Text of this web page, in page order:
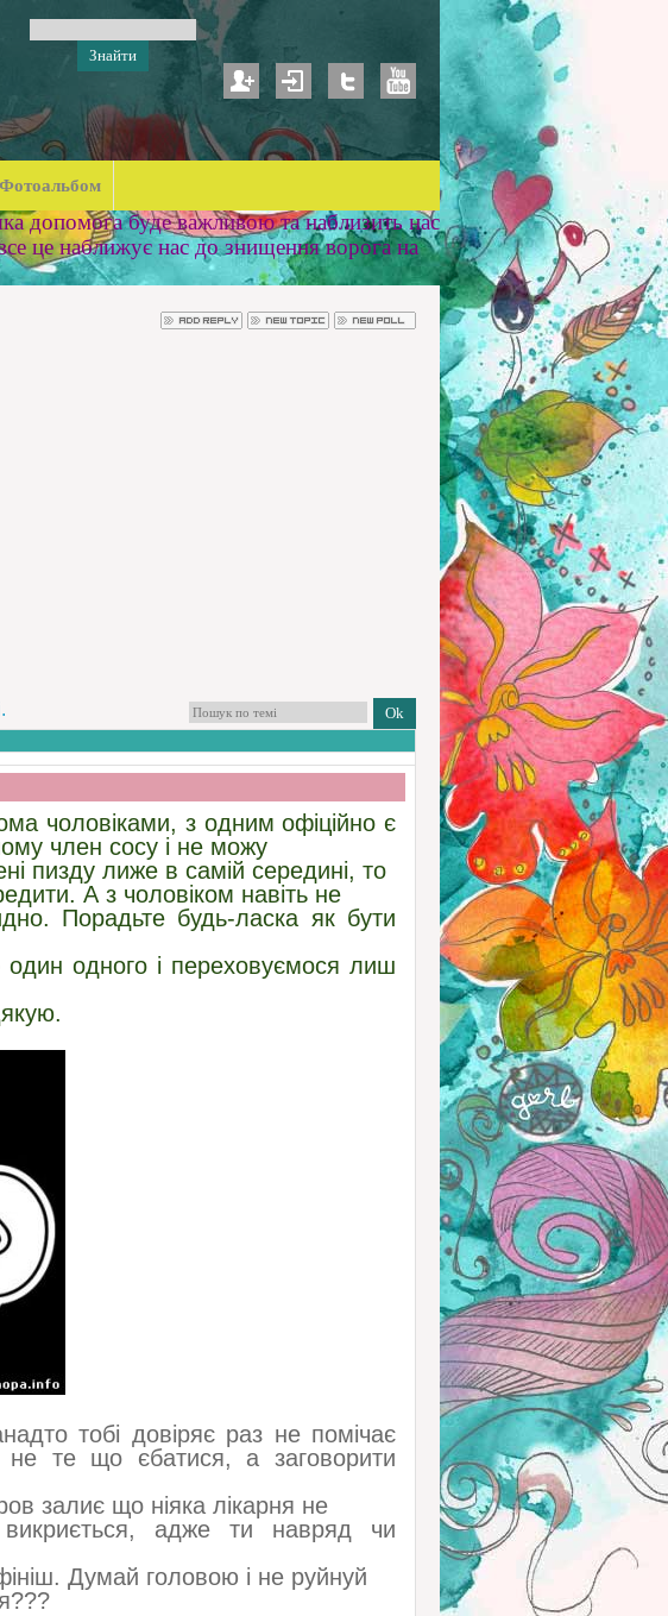
Фотоальбом
допомога буде важливою та наблизить нас
це наближує нас до знищення ворога на
чоловіками, з одним офіційно є
член сосу і не можу
пизду лиже в самій середині, то
А з чоловіком навіть не
Порадьте будь-ласка як бути
одного і переховуємося лиш
тобі довіряє раз не помічає
те що єбатися, а заговорити
залиє що ніяка лікарня не
адже ти навряд чи
Думай головою і не руйнуй